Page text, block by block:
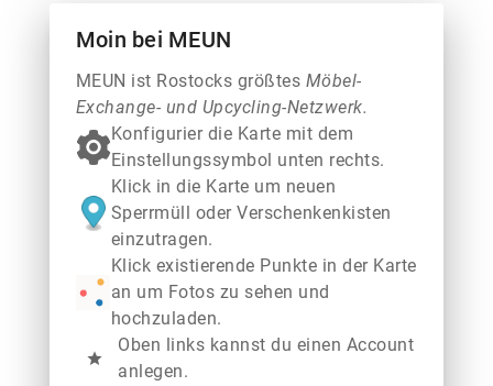
Moin bei MEUN
MEUN ist Rostocks größtes Möbel-
Exchange- und Upcycling-Netzwerk.
Konfigurier die Karte mit dem
Einstellungssymbol unten rechts.
Klick in die Karte um neuen
Sperrmüll oder Verschenkenkisten
einzutragen.
Klick existierende Punkte in der Karte
an um Fotos zu sehen und
hochzuladen.
star
Oben links kannst du einen Account
anlegen.